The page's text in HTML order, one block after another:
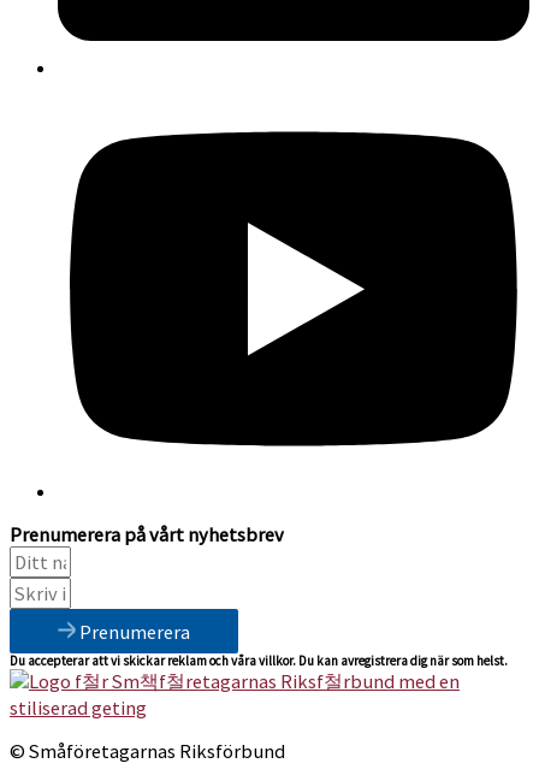
Prenumerera på vårt nyhetsbrev
Prenumerera
Du accepterar att vi skickar reklam och våra villkor. Du kan avregistrera dig när som helst.
© Småföretagarnas Riksförbund